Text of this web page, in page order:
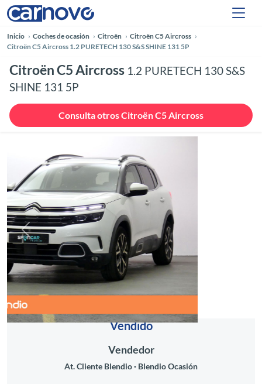
Inicio Coches de ocasión Citroën
Citroën C5 Aircross
Citroën C5 Aircross 1.2 PURETECH 130 S&S SHINE 131 5P
Citroën C5 Aircross 1.2 PURETECH 130 S&S
SHINE 131 5P
Consulta otros Citroën C5 Aircross
Anterior
Vendido
Vendedor
At. Cliente Blendio Blendio Ocasión